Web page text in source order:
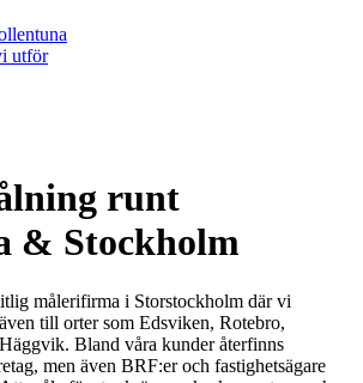
utför
runt
& Stockholm
målerifirma i Storstockholm där vi
till orter som Edsviken, Rotebro,
Bland våra kunder återfinns
men även BRF:er och fastighetsägare